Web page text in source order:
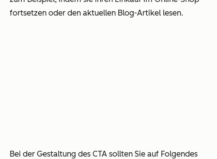
fortsetzen oder den aktuellen Blog-Artikel lesen.
Bei der Gestaltung des CTA sollten Sie auf Folgendes